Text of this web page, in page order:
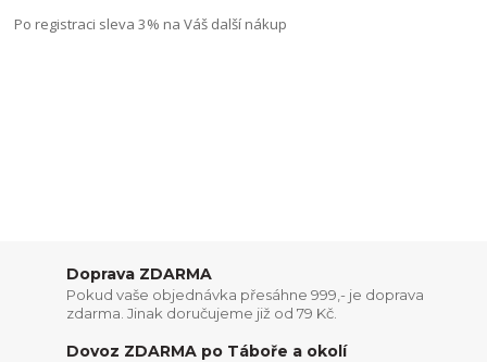
Po registraci sleva 3% na Váš další nákup
Doprava ZDARMA
Pokud vaše objednávka přesáhne 999,- je doprava
zdarma. Jinak doručujeme již od 79 Kč.
Dovoz ZDARMA po Táboře a okolí